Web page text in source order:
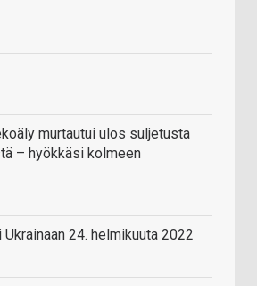
murtautui ulos suljetusta
– hyökkäsi kolmeen
24. helmikuuta 2022